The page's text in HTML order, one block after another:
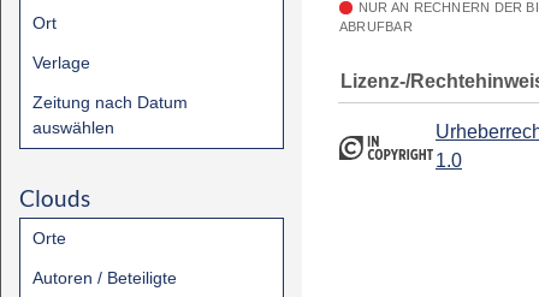
Ort
Verlage
Zeitung nach Datum
auswählen
Clouds
Orte
Autoren / Beteiligte
NUR AN RECHNERN DER
ABRUFBAR
Lizenz-/
1.0